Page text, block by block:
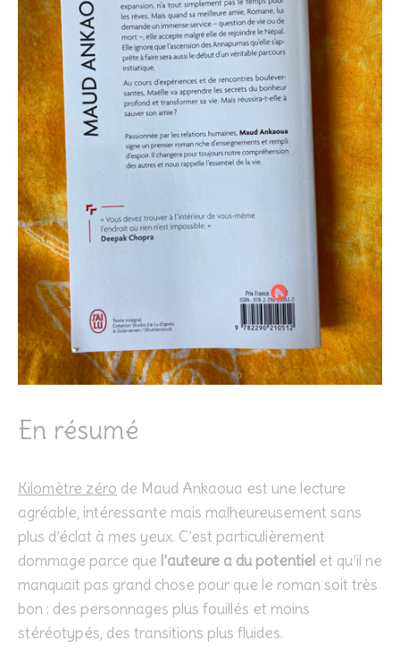
En résumé
Kilomètre zéro de Maud Ankaoua est une lecture
agréable, intéressante mais malheureusement sans
plus d’éclat à mes yeux. C’est particulièrement
dommage parce que l’auteure a du potentiel et qu’il ne
manquait pas grand chose pour que le roman soit très
bon : des personnages plus fouillés et moins
stéréotypés, des transitions plus fluides.